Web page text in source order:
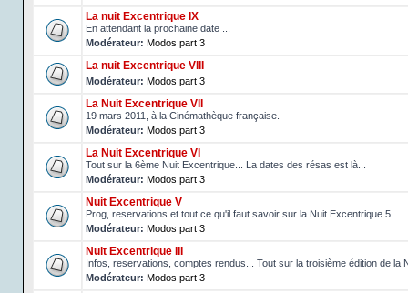
La nuit Excentrique IX
En attendant la prochaine date ...
Modérateur: Modos part 3
La nuit Excentrique VIII
Modérateur: Modos part 3
La Nuit Excentrique VII
19 mars 2011, à la Cinémathèque française.
Modérateur: Modos part 3
La Nuit Excentrique VI
Tout sur la 6ème Nuit Excentrique... La dates des résas est là...
Modérateur: Modos part 3
Nuit Excentrique V
Prog, reservations et tout ce qu'il faut savoir sur la Nuit Excentrique 5
Modérateur: Modos part 3
Nuit Excentrique III
Infos, reservations, comptes rendus... Tout sur la troisième édition de la
Modérateur: Modos part 3